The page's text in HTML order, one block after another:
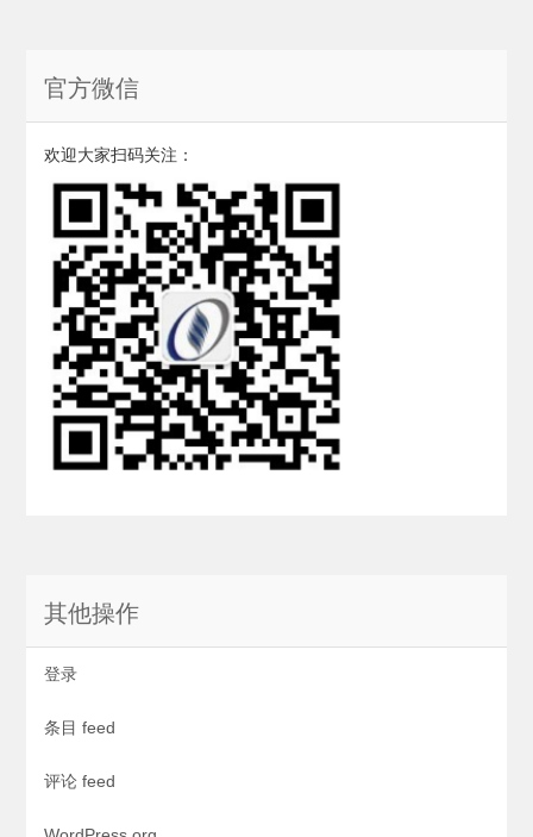
官方微信
欢迎大家扫码关注：
其他操作
登录
条目 feed
评论 feed